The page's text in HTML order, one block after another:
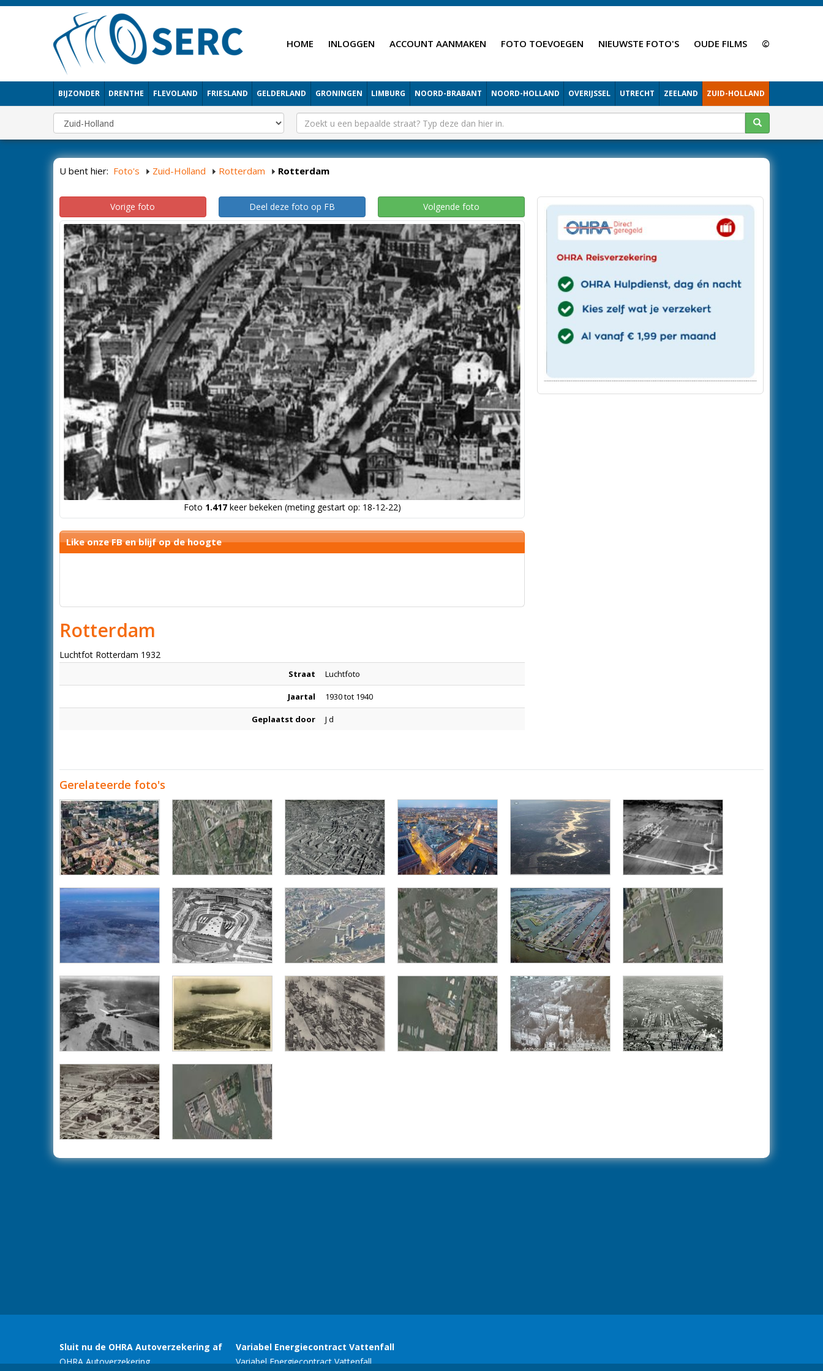
HOME INLOGGEN ACCOUNT AANMAKEN FOTO TOEVOEGEN NIEUWSTE FOTO'S OUDE FILMS ©
BIJZONDER DRENTHE FLEVOLAND FRIESLAND GELDERLAND GRONINGEN LIMBURG NOORD-BRABANT NOORD-HOLLAND OVERIJSSEL UTRECHT ZEELAND ZUID-HOLLAND
U bent hier: Foto's Zuid-Holland Rotterdam Rotterdam
Vorige foto Deel deze foto op FB Volgende foto
Foto 1.417keer bekeken (meting gestart op: 18-12-22)
Like onze FB en blijf op de hoogte
Rotterdam
Luchtfot Rotterdam 1932
Straat Luchtfoto
Jaartal 1930 tot 1940
Geplaatst door J d
Gerelateerde foto's